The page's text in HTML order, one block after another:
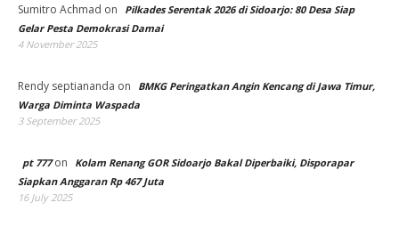
Sumitro Achmad on
Pilkades Serentak 2026 di Sidoarjo: 80 Desa Siap
Gelar Pesta Demokrasi Damai
4 November 2025
Rendy septiananda on
BMKG Peringatkan Angin Kencang di Jawa Timur,
Warga Diminta Waspada
3 September 2025
pt 777on
Kolam Renang GOR Sidoarjo Bakal Diperbaiki, Disporapar
Siapkan Anggaran Rp 467 Juta
16 July 2025